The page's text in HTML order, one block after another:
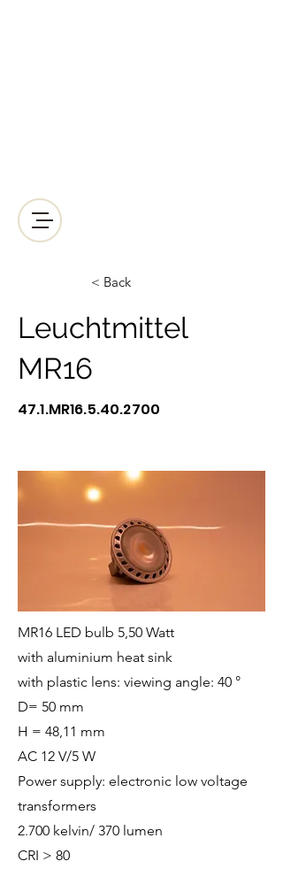
< Back
Leuchtmittel
MR16
47.1.MR16.5.40.2700
MR16 LED bulb 5,50 Watt
with aluminium heat sink
with plastic lens: viewing angle: 40 °
D= 50 mm
H = 48,11 mm
AC 12 V/5 W
Power supply: electronic low voltage
transformers
2.700 kelvin/ 370 lumen
CRI > 80